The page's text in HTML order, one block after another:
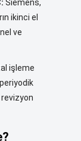
Siemens,
ikinci el
ve
işleme